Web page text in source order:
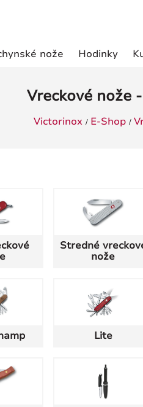
nože Hodinky
Vreckové nože
Victorinox E-Shop
Stredné
nože
Lite